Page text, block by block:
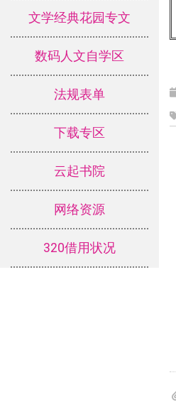
文学经典花园专文
数码人文自学区
法规表单
下载专区
云起书院
网络资源
320借用状况